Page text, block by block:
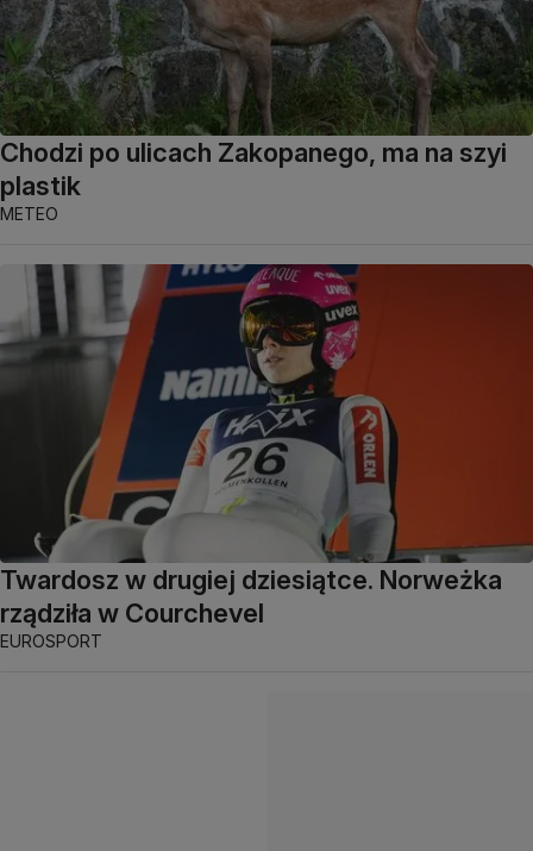
Chodzi po ulicach Zakopanego, ma na szyi
plastik
METEO
Twardosz w drugiej dziesiątce. Norweżka
rządziła w Courchevel
EUROSPORT